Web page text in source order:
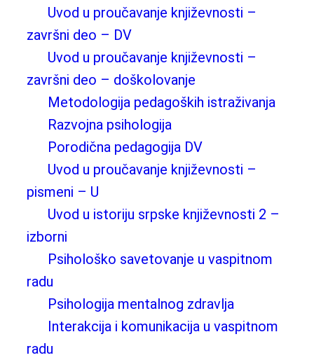
Uvod u proučavanje književnosti –
završni deo – DV
Uvod u proučavanje književnosti –
završni deo – doškolovanje
Metodologija pedagoških istraživanja
Razvojna psihologija
Porodična pedagogija DV
Uvod u proučavanje književnosti –
pismeni – U
Uvod u istoriju srpske književnosti 2 –
izborni
Psihološko savetovanje u vaspitnom
radu
Psihologija mentalnog zdravlja
Interakcija i komunikacija u vaspitnom
radu